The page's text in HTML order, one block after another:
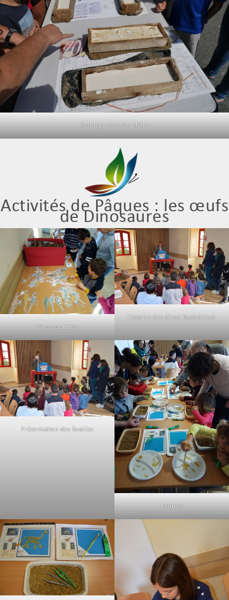
Moulage avec du plâtre
Activités de Pâques : les œufs
de Dinosaures
Dino squelette
Histoire des dinos Kamishibay
Présentation des fossiles
Fouilles